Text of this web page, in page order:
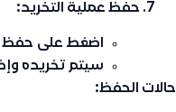
حفظ عملية التخريد:
اضغط على حفظ
سيتم تخريده
حالات الحفظ: